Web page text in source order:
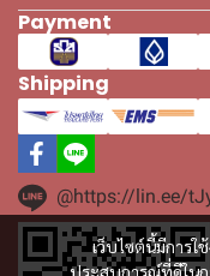
เว็บไซต์นี้มีการ
ประสบการณ์ที่ดีในก
Payment
Shipping
@https://lin.ee/